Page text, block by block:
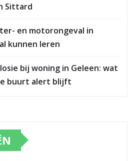
Sittard
en motorongeval in
kunnen leren
bij woning in Geleen: wat
buurt alert blijft